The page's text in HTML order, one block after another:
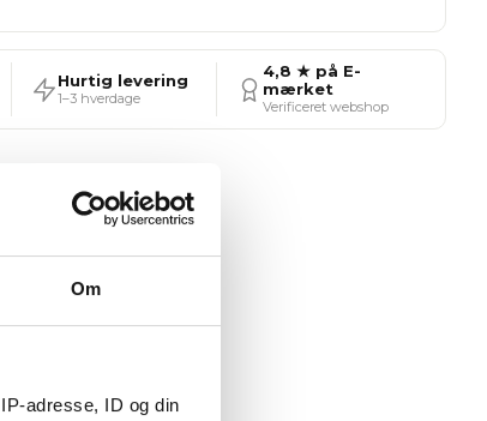
Om
adresse, ID og din
Hurtig levering
1–3 hverdage
4,8 ★ på E-
mærket
Verificeret webshop